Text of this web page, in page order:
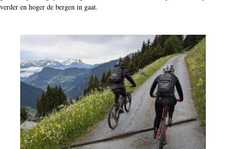
verder en hoger de bergen in gaat.